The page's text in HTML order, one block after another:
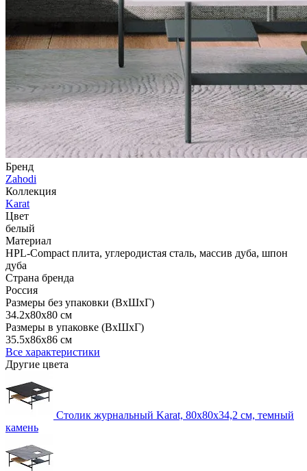
Бренд
Zahodi
Коллекция
Karat
Цвет
белый
Материал
HPL-Compact плита, углеродистая сталь, массив дуба, шпон
дуба
Страна бренда
Россия
Размеры без упаковки (ВхШхГ)
34.2x80x80 см
Размеры в упаковке (ВхШхГ)
35.5x86x86 см
Все характеристики
Другие цвета
Столик журнальный Karat, 80х80х34,2 см, темный
камень